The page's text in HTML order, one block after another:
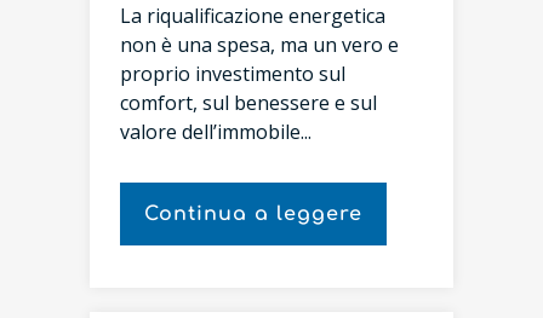
La riqualificazione energetica
non è una spesa, ma un vero e
proprio investimento sul
comfort, sul benessere e sul
valore dell’immobile...
Continua a leggere